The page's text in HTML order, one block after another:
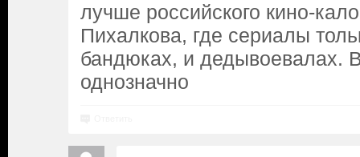
лучше российского кино-
Пихалкова, где сериалы
бандюках, и дедывоевалах.
однозначно